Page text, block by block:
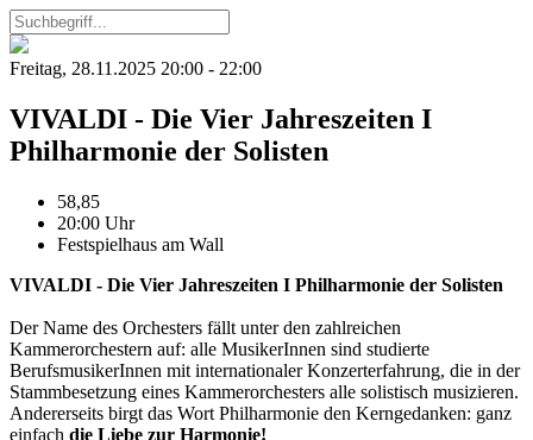
Freitag, 28.11.2025 20:00 - 22:00
VIVALDI - Die Vier Jahreszeiten I
Philharmonie der Solisten
58,85
20:00 Uhr
Festspielhaus am Wall
VIVALDI - Die Vier Jahreszeiten I Philharmonie der Solisten
Der Name des Orchesters fällt unter den zahlreichen
Kammerorchestern auf: alle MusikerInnen sind studierte
BerufsmusikerInnen mit internationaler Konzerterfahrung, die in der
Stammbesetzung eines Kammerorchesters alle solistisch musizieren.
Andererseits birgt das Wort Philharmonie den Kerngedanken: ganz
einfach die Liebe zur Harmonie!